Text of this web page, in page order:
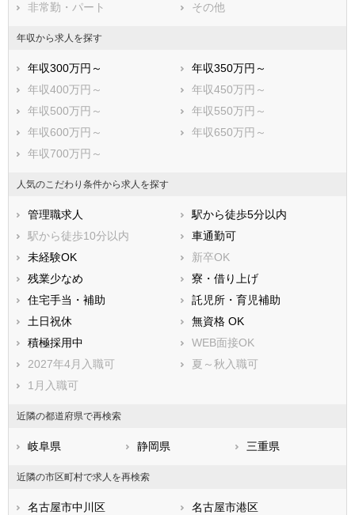
知多市
知立市
尾張旭市
日進市
田原市
愛西市
清須市
北名古屋市
弥富市
みよし市
あま市
長久手市
西春日井郡豊山町
丹羽郡扶桑町
海部郡大治町
海部郡蟹江町
海部郡飛島村
知多郡阿久比町
知多郡東浦町
知多郡南知多町
知多郡美浜町
知多郡武豊町
額田郡幸田町
北設楽郡設楽町
北設楽郡東栄町
北設楽郡豊根村
非常勤・パート
その他
年収から求人を探す
年収300万円～
年収350万円～
年収400万円～
年収450万円～
年収500万円～
年収550万円～
年収600万円～
年収650万円～
年収700万円～
人気のこだわり条件から求人を探す
管理職求人
駅から徒歩5分以内
駅から徒歩10分以内
車通勤可
未経験OK
新卒OK
残業少なめ
寮・借り上げ
住宅手当・補助
託児所・育児補助
土日祝休
無資格 OK
積極採用中
WEB面接OK
2027年4月入職可
夏～秋入職可
1月入職可
近隣の都道府県で再検索
岐阜県 静岡県 三重県
近隣の市区町村で求人を再検索
名古屋市中川区
名古屋市港区